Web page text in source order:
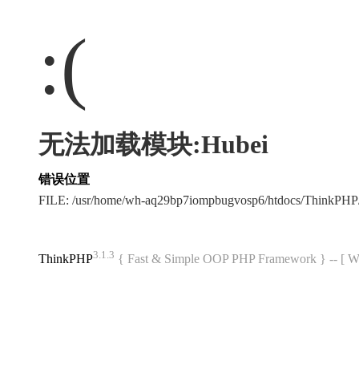
:(
无法加载模块:Hubei
错误位置
FILE: /usr/home/wh-aq29bp7iompbugvosp6/htdocs/
ThinkPHP3.1.3 { Fast & Simple OOP PHP Framework } -- [